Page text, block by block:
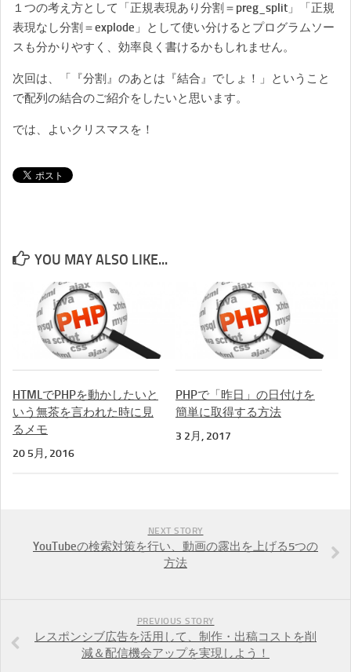
１つの考え方として「正規表現あり分割＝preg_split」「正規
表現なし分割＝explode」として使い分けるとプログラムソー
スも分かりやすく、効率良く書けるかもしれません。
次回は、「『分割』のあとは『結合』でしょ！」ということ
で配列の結合のご紹介をしたいと思います。
では、よいクリスマスを！
YOU MAY ALSO LIKE...
HTMLでPHPを動かしたいと
いう無茶を言われた時に見
るメモ
20 5月, 2016
PHPで「昨日」の日付けを
簡単に取得する方法
3 2月, 2017
NEXT STORY
YouTubeの検索対策を行い、動画の露出を上げる5つの
方法
PREVIOUS STORY
レスポンシブ広告を活用して、制作・出稿コストを削
減＆配信機会アップを実現しよう！